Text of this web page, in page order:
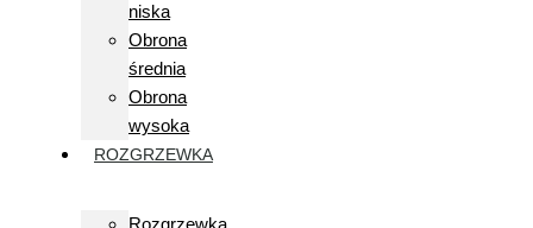
niska
Obrona
średnia
Obrona
wysoka
ROZGRZEWKA
Rozgrzewka